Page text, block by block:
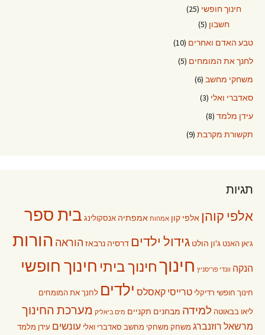
חינוך חופשי (25)
חשבון (5)
טבע האדם ואחרים (10)
לחנך את המומחים (5)
משחקי מחשב (6)
סאדברי ואלי (3)
עידן מלמד (8)
תקשורת מקרבת (9)
תגיות
אלפי קוהן אלפי קון אמהות אמפתיה אנסקולינג בית ספר
ג'אן האנט ג'ון הולט גידול ילדים דרסיה נרבאז הוראה הורות
הנקה וונדי פריסניץ חינוךחינוך ביתי חינוך חופשי
חינוך חופשי רדיקלי טרייסי קאסלס ילדים לחנך את המומחים
ליאו בבאוטה למידה מבחנים תקניים מים ביאליק מערכת החינוך
מרשאל רוזנברג משחק משחקי מחשב סאדברי ואלי עונשים עידן מלמד